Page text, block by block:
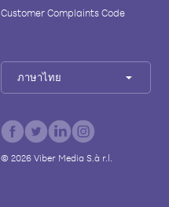
Customer Complaints Code
ภาษาไทย
© 2026Viber Media S.à r.l.